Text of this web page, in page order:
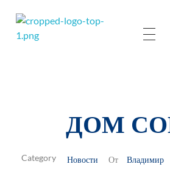
ДОМ
От Владимир
Новости